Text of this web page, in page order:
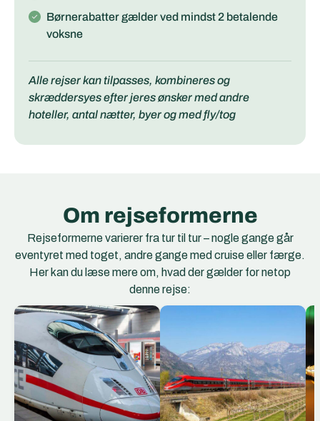
Børnerabatter gælder ved mindst 2 betalende
voksne
Alle rejser kan tilpasses, kombineres og
skræddersyes efter jeres ønsker med andre
hoteller, antal nætter, byer og med fly/tog
Om rejseformerne
Rejseformerne varierer fra tur til tur – nogle gange går
eventyret med toget, andre gange med cruise eller færge.
Her kan du læse mere om, hvad der gælder for netop
denne rejse:
ICE Togene
ICE (InterCity Express)
er Deutsche Bahns
flagskib og Tysklands
hurtigste og mest